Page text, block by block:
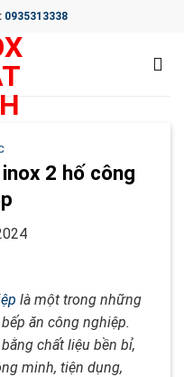
0935313338
2 hố công
là một trong những
ăn công nghiệp.
chất liệu bền bỉ,
minh, tiện dụng,